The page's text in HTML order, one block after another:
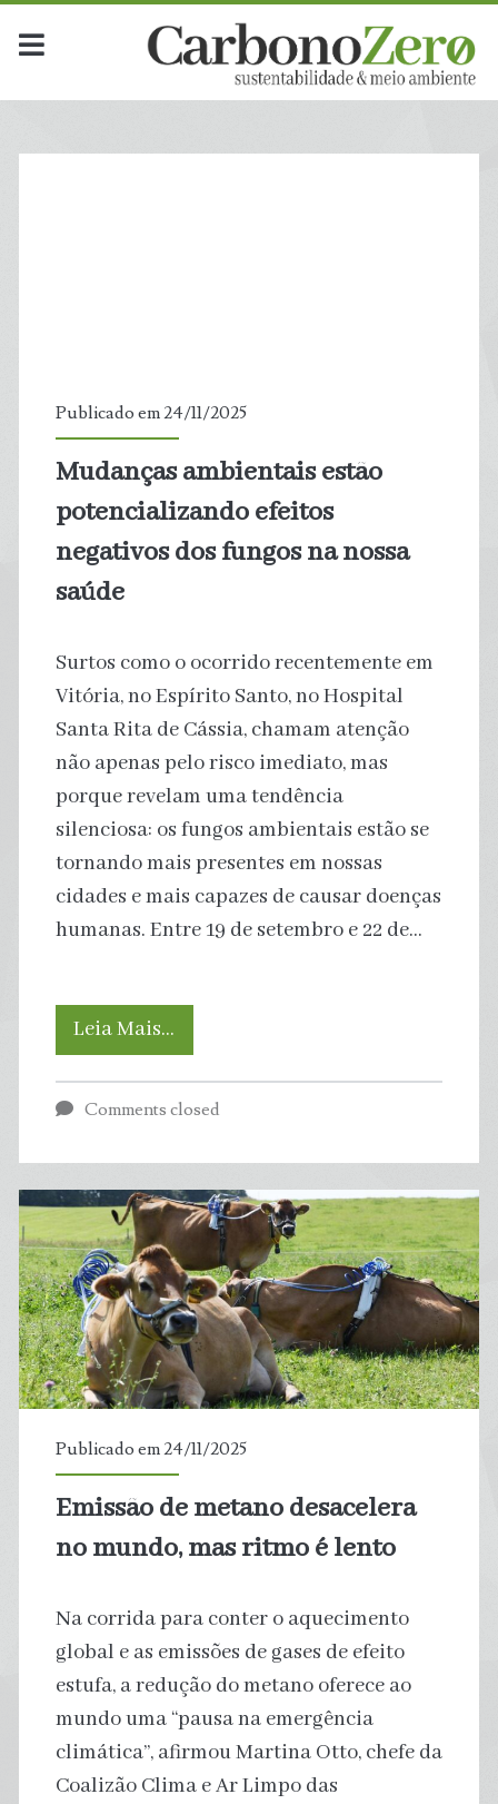
Dia:
2025</span>
Publicado em 24/11/2025
Mudanças ambientais estão
potencializando efeitos
negativos dos fungos na nossa
saúde
Surtos como o ocorrido recentemente em
Vitória, no Espírito Santo, no Hospital
Santa Rita de Cássia, chamam atenção
não apenas pelo risco imediato, mas
porque revelam uma tendência
silenciosa: os fungos ambientais estão se
tornando mais presentes em nossas
cidades e mais capazes de causar doenças
humanas. Entre 19 de setembro e 22 de…
Leia Mais…
ambientais
efeitos
negativos
dos
fungos
nossa
Comments closed
Publicado em 24/11/2025
Emissão de metano desacelera
no mundo, mas ritmo é lento
Na corrida para conter o aquecimento
global e as emissões de gases de efeito
estufa, a redução do metano oferece ao
mundo uma “pausa na emergência
climática”, afirmou Martina Otto, chefe da
Coalizão Clima e Ar Limpo das